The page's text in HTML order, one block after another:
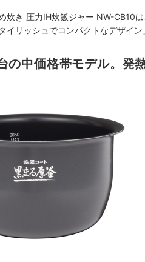
炊き 圧力IH炊飯ジャー NW-CB10は
イリッシュでコンパクトなデザイ
中価格帯モデル。発